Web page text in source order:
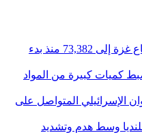
ارتفاع حصيلة الشهداء في قطاع غزة إلى 73,382 منذ بدء
كميات كبيرة من المواد
الإسرائيلي المتواصل على
وسط هدم وتشديد